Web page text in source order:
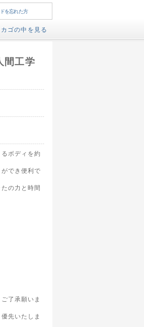
を忘れた方
カゴの中を見る
間工学
ボディを約
でき便利で
の力と時間
了承願いま
先いたしま